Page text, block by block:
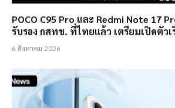
POCO C95 Pro และ Redmi Note 17
รับรอง กสทช. ที่ไทยแล้ว เตรียมเปิดตัวเ
6 สิงหาคม 2026